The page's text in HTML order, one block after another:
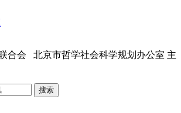
合会 北京市哲学社会科学规划办公室 主
搜索